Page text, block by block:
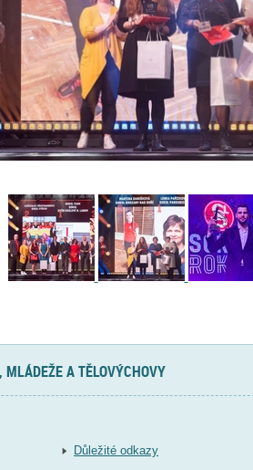
A TĚLOVÝCHOVY
Důležité odkazy